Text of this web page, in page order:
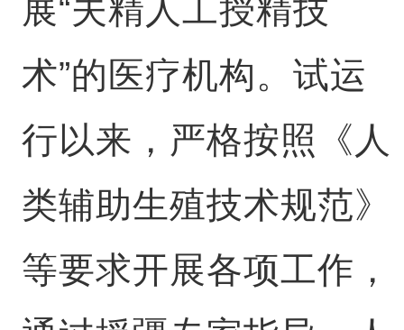
展“夫精人工授精技
术”的医疗机构。试运
行以来，严格按照《人
类辅助生殖技术规范》
等要求开展各项工作，